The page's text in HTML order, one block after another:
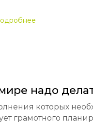
надо
которых
грамотного